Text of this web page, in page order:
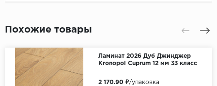
Похожие товары
Ламинат 2026 Дуб Джинджер
Kronopol Cuprum 12 мм 33 класс
2 170.90 ₽/упаковка